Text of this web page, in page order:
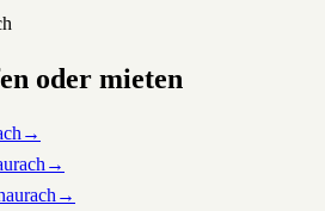
oder mieten
→
→
→